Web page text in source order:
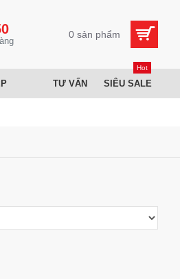
0 sản phẩm
TƯ VẤN SIÊU SALE
Hot